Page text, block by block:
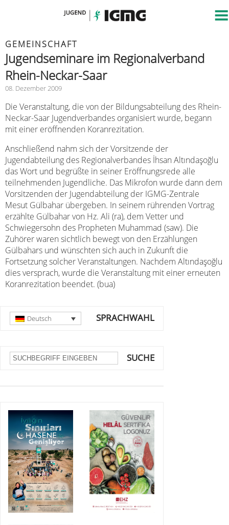
GEMEINSCHAFT
Jugendseminare im Regionalverband
Rhein-Neckar-Saar
08. Dezember 2009
Die Veranstaltung, die von der Bildungsabteilung des Rhein-
Neckar-Saar Jugendverbandes organisiert wurde, begann
mit einer eröffnenden Koranrezitation.
Anschließend nahm sich der Vorsitzende der
Jugendabteilung des Regionalverbandes İhsan Altındaşoğlu
das Wort und begrüßte in seiner Eröffnungsrede alle
teilnehmenden Jugendliche. Das Mikrofon wurde dann dem
Vorsitzenden der Jugendabteilung der IGMG-Zentrale
Mesut Gülbahar übergeben. In seinem rührenden Vortrag
erzählte Gülbahar von Hz. Ali (ra), dem Vetter und
Schwiegersohn des Propheten Muhammad (saw). Die
Zuhörer waren sichtlich bewegt von den Erzählungen
Gülbahars und wünschten sich auch in Zukunft die
Fortsetzung solcher Veranstaltungen. Nachdem Altındaşoğlu
dies versprach, wurde die Veranstaltung mit einer erneuten
Koranrezitation beendet. (bua)
SPRACHWAHL
Deutsch
SUCHE